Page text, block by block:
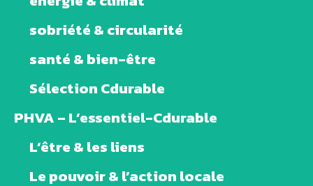
sobriété & circularité
santé & bien-être
Sélection Cdurable
PHVA – L’essentiel-Cdurable
L’être & les liens
Le pouvoir & l’action locale